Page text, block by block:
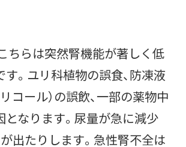
ちらは突然腎機能が著しく低
。ユリ科植物の誤食、防凍液
コール）の誤飲、一部の薬物中
となります。尿量が急に減少
が出たりします。急性腎不全は